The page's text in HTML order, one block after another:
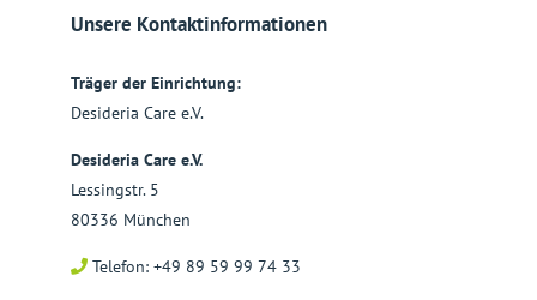
Unsere Kontaktinformationen
Träger der Einrichtung:
Desideria Care e.V.
Desideria Care e.V.
Lessingstr. 5
80336 München
Telefon: +49 89 59 99 74 33